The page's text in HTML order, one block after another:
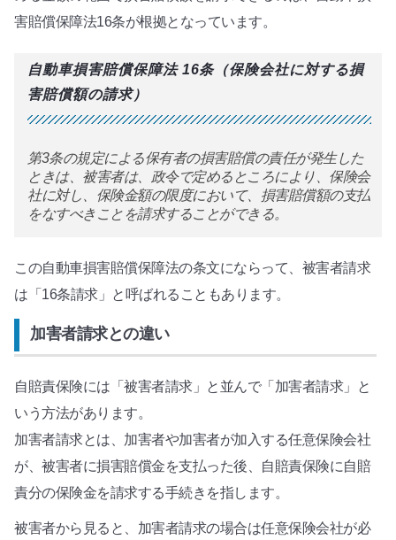
害賠償保障法16条が根拠となっています。
自動車損害賠償保障法 16条（保険会社に対する損
害賠償額の請求）
第3条の規定による保有者の損害賠償の責任が発生した
ときは、被害者は、政令で定めるところにより、保険会
社に対し、保険金額の限度において、損害賠償額の支払
をなすべきことを請求することができる。
この自動車損害賠償保障法の条文にならって、被害者請求
は「16条請求」と呼ばれることもあります。
加害者請求との違い
自賠責保険には「被害者請求」と並んで「加害者請求」と
いう方法があります。
加害者請求とは、加害者や加害者が加入する任意保険会社
が、被害者に損害賠償金を支払った後、自賠責保険に自賠
責分の保険金を請求する手続きを指します。
被害者から見ると、加害者請求の場合は任意保険会社が必